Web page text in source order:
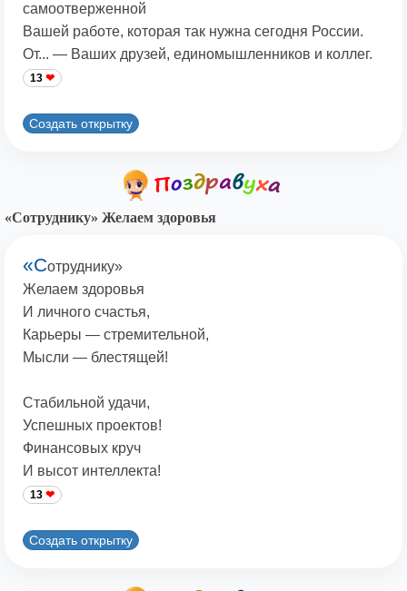
самоотверженной
Вашей работе, которая так нужна сегодня России.
От... — Ваших друзей, единомышленников и коллег.
13
Создать открытку
«Сотруднику» Желаем здоровья
«Сотруднику»
Желаем здоровья
И личного счастья,
Карьеры — стремительной,
Мысли — блестящей!
Стабильной удачи,
Успешных проектов!
Финансовых круч
И высот интеллекта!
13
Создать открытку